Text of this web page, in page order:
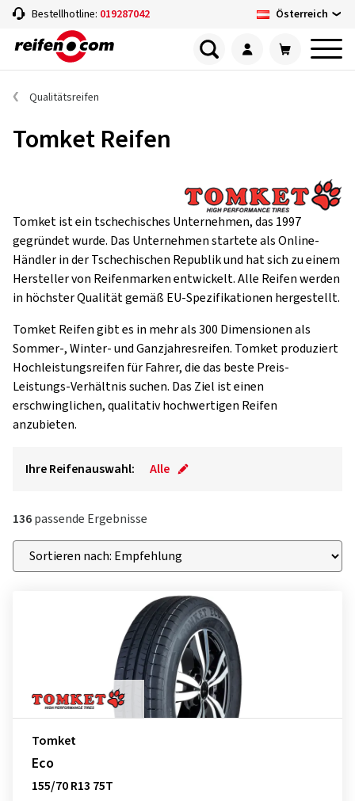
Bestellhotline: 019287042 Österreich
Qualitätsreifen
Tomket Reifen
Tomket ist ein tschechisches Unternehmen, das 1997
gegründet wurde. Das Unternehmen startete als Online-
Händler in der Tschechischen Republik und hat sich zu einem
Hersteller von Reifenmarken entwickelt. Alle Reifen werden
in höchster Qualität gemäß EU-Spezifikationen hergestellt.
Tomket Reifen gibt es in mehr als 300 Dimensionen als
Sommer-, Winter- und Ganzjahresreifen. Tomket produziert
Hochleistungsreifen für Fahrer, die das beste Preis-
Leistungs-Verhältnis suchen. Das Ziel ist einen
erschwinglichen, qualitativ hochwertigen Reifen
anzubieten.
Ihre Reifenauswahl: Alle
136passende Ergebnisse
Tomket
Eco
155/70 R13 75T